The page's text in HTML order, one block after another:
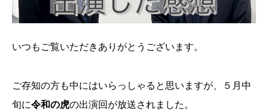
いつもご覧いただきありがとうございます。
ご存知の方も中にはいらっしゃると思いますが、５月中
旬に令和の虎の出演回が放送されました。